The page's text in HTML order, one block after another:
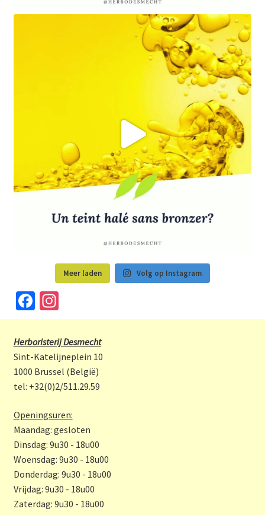
Meer laden Volg op Instagram
Fa
ce
b
o
o
k
In
st
a
gr
a
m
Herboristerij Desmecht
Sint-Katelijneplein 10
1000 Brussel (België)
tel: +32(0)2/511.29.59
Openingsuren:
Maandag: gesloten
Dinsdag: 9u30 - 18u00
Woensdag: 9u30 - 18u00
Donderdag: 9u30 - 18u00
Vrijdag: 9u30 - 18u00
Zaterdag: 9u30 - 18u00